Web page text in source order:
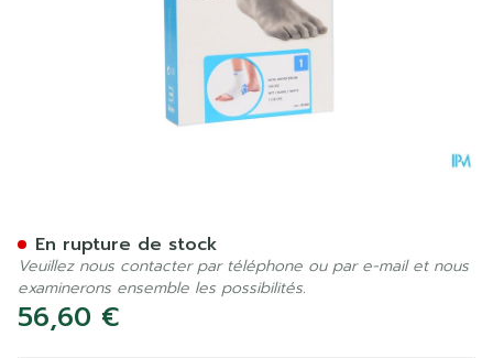
56,60 €
En rupture de stock
Veuillez nous contacter par téléphone ou par e-mail et nous
examinerons ensemble les possibilités.